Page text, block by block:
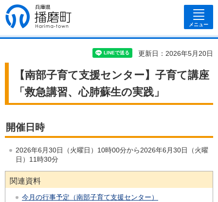
兵庫県 播磨
町
メニュー
更新日：2026年5月20日
【南部子育て支援センター】子育て講座
「救急講習、心肺蘇生の実践」
開催日時
2026年6月30日（火曜日）10時00分から2026年6月30日（火曜
日）11時30分
関連資料
今月の行事予定（南部子育て支援センター）